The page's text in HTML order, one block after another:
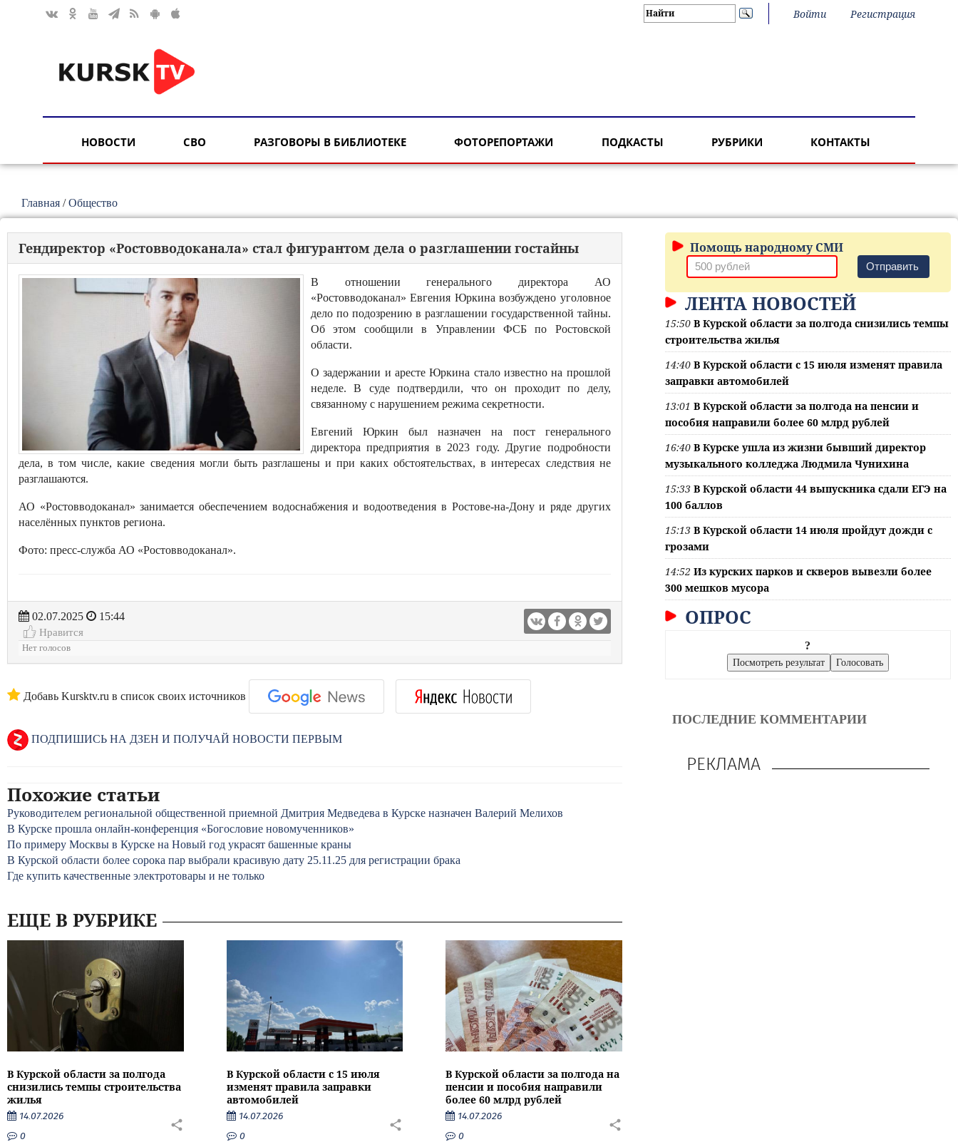
Войти Регистрация
НОВОСТИ СВО РАЗГОВОРЫ В БИБЛИОТЕКЕ ФОТОРЕПОРТАЖИ ПОДКАСТЫ РУБРИКИ КОНТАКТЫ
Главная /Общество
Гендиректор «Ростовводоканала» стал фигурантом дела о разглашении гостайны
В отношении генерального директора АО
«Ростовводоканал» Евгения Юркина возбуждено уголовное
дело по подозрению в разглашении государственной тайны.
Об этом сообщили в Управлении ФСБ по Ростовской
области.
О задержании и аресте Юркина стало известно на прошлой
неделе. В суде подтвердили, что он проходит по делу,
связанному с нарушением режима секретности.
Евгений Юркин был назначен на пост генерального
директора предприятия в 2023 году. Другие подробности
дела, в том числе, какие сведения могли быть разглашены и при каких обстоятельствах, в интересах следствия не
разглашаются.
АО «Ростовводоканал» занимается обеспечением водоснабжения и водоотведения в Ростове-на-Дону и ряде других
населённых пунктов региона.
Фото: пресс-служба АО «Ростовводоканал».
02.07.2025
15:44
Нравится
Нет голосов
Добавь Kursktv.ru в список своих источников
ПОДПИШИСЬ НА ДЗЕН И ПОЛУЧАЙ НОВОСТИ ПЕРВЫМ
Похожие статьи
Руководителем региональной общественной приемной Дмитрия Медведева в Курске назначен Валерий Мелихов
В Курске прошла онлайн-конференция «Богословие новомученников»
По примеру Москвы в Курске на Новый год украсят башенные краны
В Курской области более сорока пар выбрали красивую дату 25.11.25 для регистрации брака
Где купить качественные электротовары и не только
ЕЩЕ В РУБРИКЕ
В Курской области за полгода
снизились темпы строительства
жилья
14.07.2026
0
В Курской области с 15 июля
изменят правила заправки
автомобилей
14.07.2026
0
В Курской области за полгода на
пенсии и пособия направили
более 60 млрд рублей
14.07.2026
0
Помощь народному СМИ
Отправить
ЛЕНТА НОВОСТЕЙ
15:50 В Курской области за полгода снизились темпы
строительства жилья
14:40 В Курской области с 15 июля изменят правила
заправки автомобилей
13:01 В Курской области за полгода на пенсии и
пособия направили более 60 млрд рублей
16:40 В Курске ушла из жизни бывший директор
музыкального колледжа Людмила Чунихина
15:33 В Курской области 44 выпускника сдали ЕГЭ на
100 баллов
15:13 В Курской области 14 июля пройдут дожди с
грозами
14:52 Из курских парков и скверов вывезли более
300 мешков мусора
ОПРОС
?
ПОСЛЕДНИЕ КОММЕНТАРИИ
РЕКЛАМА